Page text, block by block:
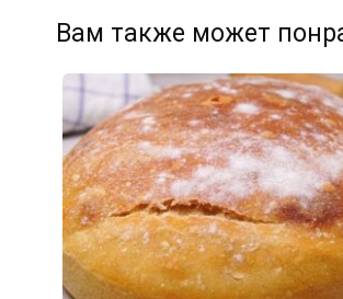
Вам также может